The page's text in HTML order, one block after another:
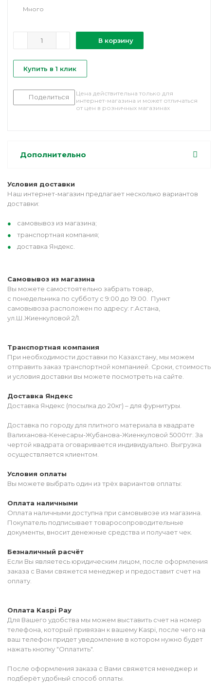
Много
В корзину
Купить в 1 клик
Поделиться
Цена действительна только для
интернет-магазина и может отличаться
от цен в розничных магазинах
Дополнительно
Условия доставки
Наш интернет-магазин предлагает несколько вариантов
доставки:
самовывоз из магазина;
транспортная компания;
доставка Яндекс.
Самовывоз из магазина
Вы можете самостоятельно забрать товар,
с понедельника по субботу с 9:00 до 19:00. Пункт
самовывоза расположен по адресу: г.Астана,
ул.Ш.Жиенкуловой 2/1.
Транспортная компания
При необходимости доставки по Казахстану, мы можем
отправить заказ транспортной компанией. Сроки, стоимость
и условия доставки вы можете посмотреть на сайте.
Доставка Яндекс
Доставка Яндекс (посылка до 20кг) – для фурнитуры.
Доставка по городу для плитного материала в квадрате
Валиханова-Кенесары-Жубанова-Жиенкуловой 5000тг. За
чертой квадрата оговаривается индивидуально. Выгрузка
осуществляется клиентом.
Условия оплаты
Вы можете выбрать один из трёх вариантов оплаты:
Оплата наличными
Оплата наличными доступна при самовывозе из магазина.
Покупатель подписывает товаросопроводительные
документы, вносит денежные средства и получает чек.
Безналичный расчёт
Если Вы являетесь юридическим лицом, после оформления
заказа с Вами свяжется менеджер и предоставит счет на
оплату.
Оплата Kaspi Pay
Для Вашего удобства мы можем выставить счет на номер
телефона, который привязан к вашему Kaspi, после чего на
ваш телефон придет уведомление в котором нужно будет
нажать кнопку "Оплатить".
После оформления заказа с Вами свяжется менеджер и
подберёт удобный способ оплаты.